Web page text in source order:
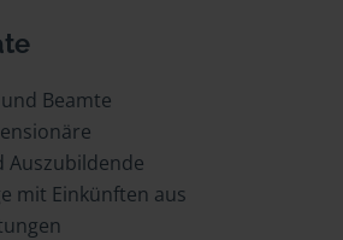
Beamte
Auszubildende
mit Einkünften aus